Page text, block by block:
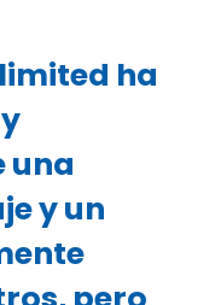
ha
una
y un